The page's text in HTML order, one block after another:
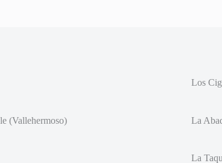
Los
(Vallehermoso) La
La